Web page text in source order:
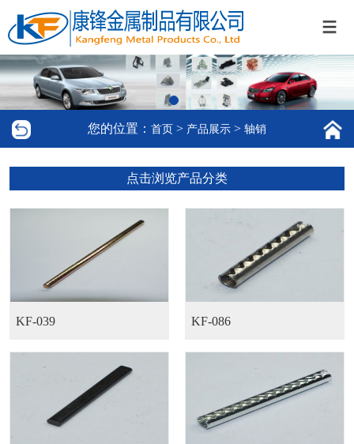
您的位置： 首页 > 产品展示 > 轴销
点击浏览产品分类
KF-039 KF-086